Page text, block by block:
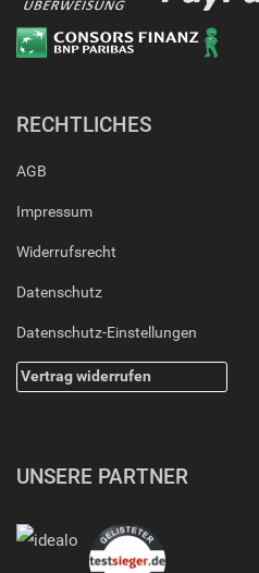
RECHTLICHES
AGB
Impressum
Widerrufsrecht
Datenschutz
Datenschutz-Einstellungen
Vertrag widerrufen
UNSERE PARTNER